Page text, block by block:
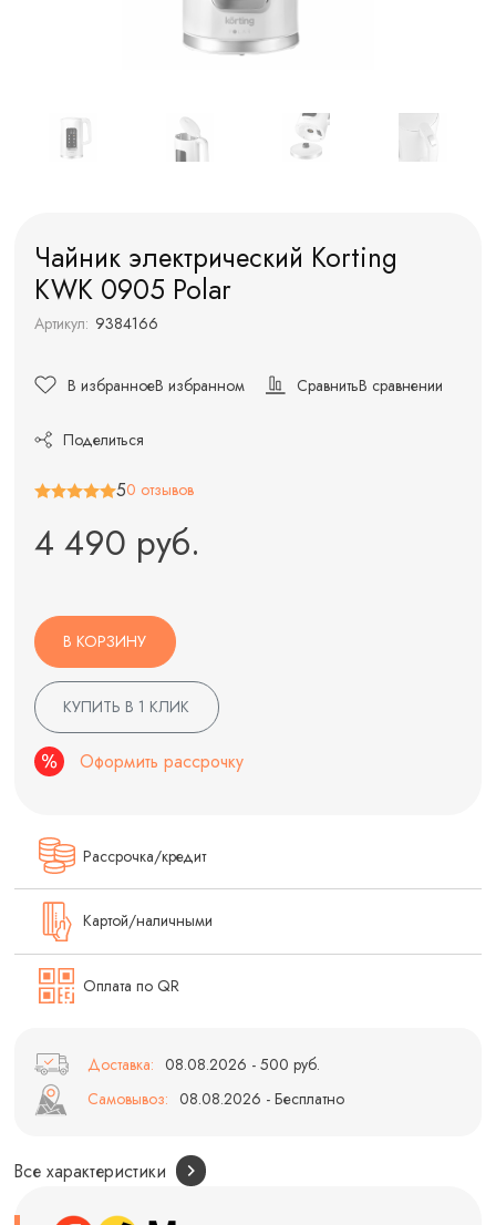
Чайник электрический Korting
KWK 0905 Polar
Артикул: 9384166
В избранноеВ избранном СравнитьВ сравнении
Поделиться
50 отзывов
4 490 руб.
В КОРЗИНУ
КУПИТЬ В 1 КЛИК
Оформить рассрочку
Рассрочка/кредит
Картой/наличными
Оплата по QR
Доставка: 08.08.2026 - 500 руб.
Самовывоз: 08.08.2026 - Бесплатно
Все характеристики